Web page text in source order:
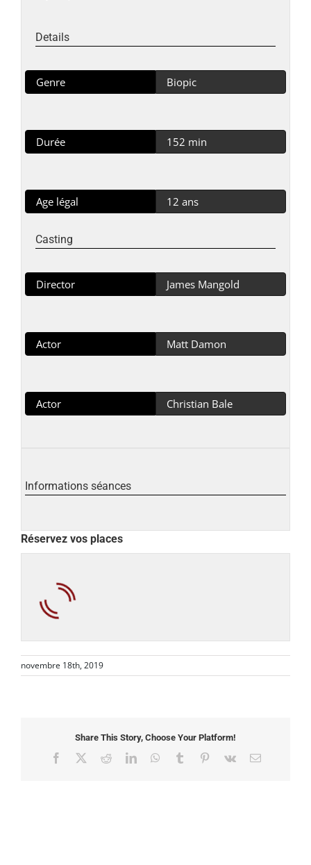
Details
Genre Biopic
Durée 152 min
Age légal 12 ans
Casting
Director James Mangold
Actor Matt Damon
Actor Christian Bale
Informations séances
Réservez vos places
novembre 18th, 2019
Share This Story, Choose Your Platform!
Facebook RedditLinkedInWhatsApp
Tumblr Pinterest
Vk Email